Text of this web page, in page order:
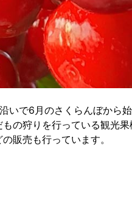
いで6月のさくらんぼから
の狩りを行っている観光
販売も行っています。